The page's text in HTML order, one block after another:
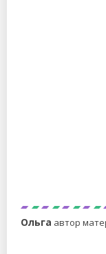
Ольга автор